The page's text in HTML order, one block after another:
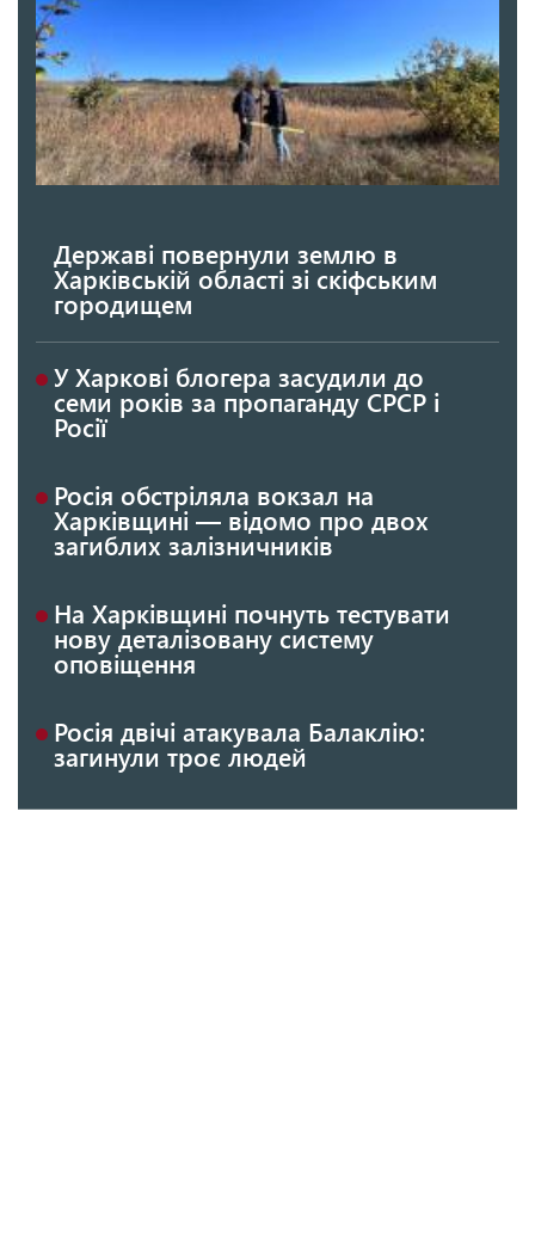
Державі повернули землю в
Харківській області зі скіфським
городищем
У Харкові блогера засудили до
семи років за пропаганду СРСР і
Росії
Росія обстріляла вокзал на
Харківщині — відомо про двох
загиблих залізничників
На Харківщині почнуть тестувати
нову деталізовану систему
оповіщення
Росія двічі атакувала Балаклію:
загинули троє людей